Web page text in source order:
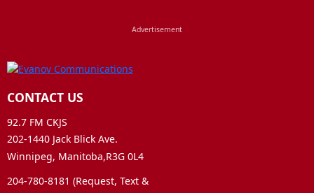
CONTACT US
92.7 FM CKJS
202-1440 Jack Blick Ave.
Winnipeg, Manitoba,R3G 0L4
204-780-8181 (Request, Text &